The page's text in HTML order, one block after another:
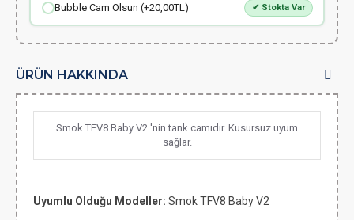
Bubble Cam Olsun (+20,00TL) ✔ Stokta Var
ÜRÜN HAKKINDA
Smok TFV8 Baby V2 'nin tank camıdır. Kusursuz uyum
sağlar.
Uyumlu Olduğu Modeller: Smok TFV8 Baby V2